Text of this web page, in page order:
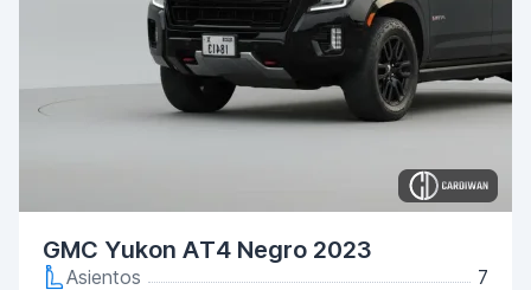
GMC Yukon AT4 Negro 2023
Asientos
7